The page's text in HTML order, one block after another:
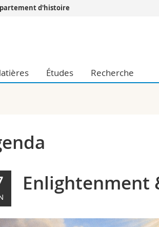
et sociales et management
humaines
d'histoire
Études Recherche
Enlightenment